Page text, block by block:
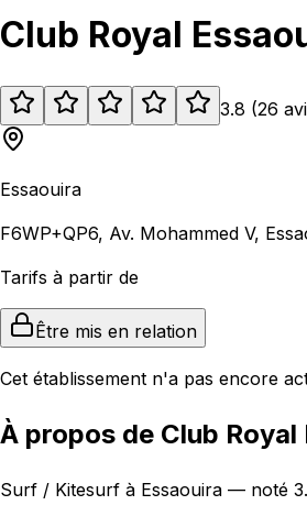
Club Royal
3.8 (26
Essaouira
F6WP+QP6, Av. Mohammed V,
Tarifs à partir de
Être mis en relation
Cet établissement n'a pas encore
À propos de Club
Surf / Kitesurf à Essaouira — noté